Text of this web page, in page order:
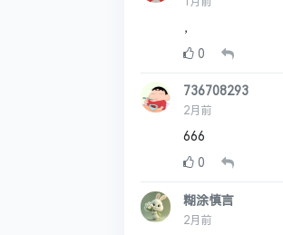
，
0
736708293
2月前
666
0
糊涂慎言
2月前